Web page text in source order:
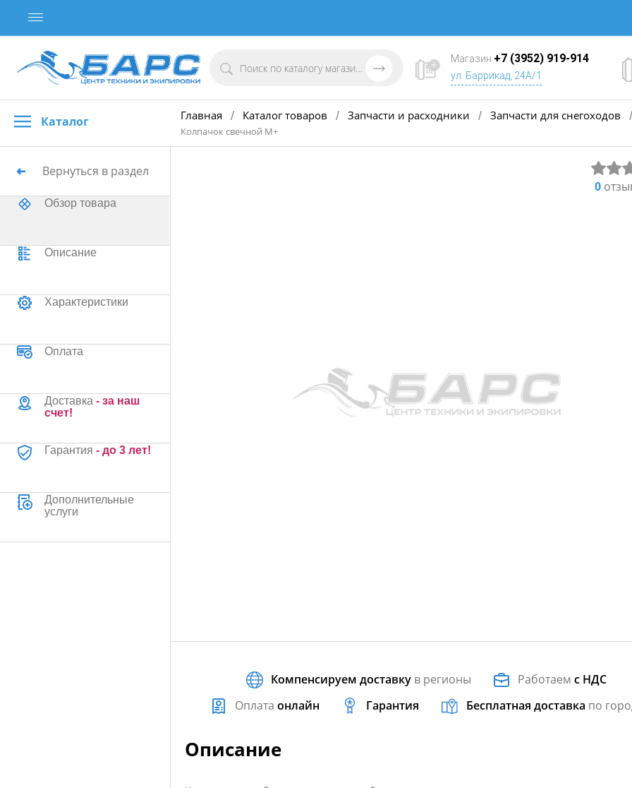
Магазин +7 (3952) 919-914
ул. Баррикад, 24А/1
Каталог Главная / Каталог товаров / Запчасти и расходники / Запчасти для снегоходов /
Колпачок свечной М+
Вернуться в раздел
Обзор товара
Описание
Характеристики
Оплата
Доставка - за наш
счет!
Гарантия - до 3 лет!
Дополнительные
услуги
0
Компенсируем доставку в регионы Работаемс НДС
Оплата онлайн Гарантия Бесплатная доставка по
Описание